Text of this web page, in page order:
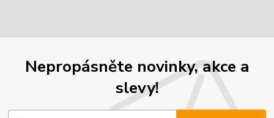
Nepropásněte novinky, akce a
slevy!